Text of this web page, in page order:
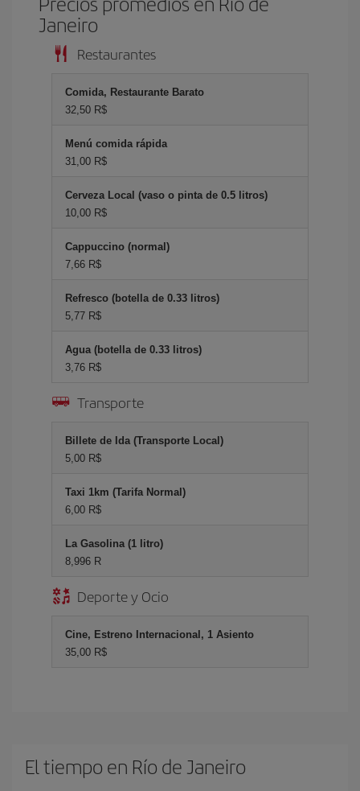
Janeiro
Restaurantes
Comida, Restaurante Barato
32,50 R$
Menú comida rápida
31,00 R$
Cerveza Local (vaso o pinta de 0.5 litros)
10,00 R$
Cappuccino (normal)
7,66 R$
Refresco (botella de 0.33 litros)
5,77 R$
Agua (botella de 0.33 litros)
3,76 R$
Transporte
Billete de Ida (Transporte Local)
5,00 R$
Taxi 1km (Tarifa Normal)
6,00 R$
La Gasolina (1 litro)
8,996 R
Deporte y Ocio
Cine, Estreno Internacional, 1 Asiento
35,00 R$
El tiempo en Río de Janeiro